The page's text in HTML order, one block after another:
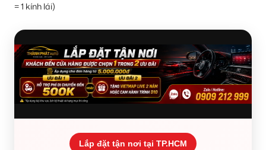
= 1 kính lái)
Lắp đặt tận nơi tại TP.HCM